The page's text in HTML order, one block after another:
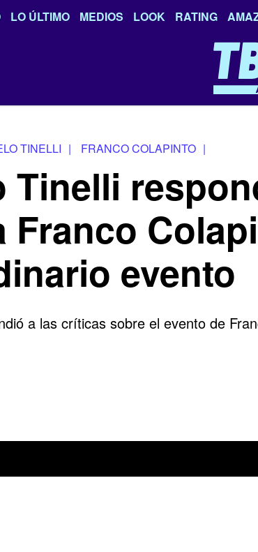
LO ÚLTIMO MEDIOS LOOK RATING
TINELLI | FRANCO COLAPINTO |
Tinelli
Franco
evento
a las críticas sobre el evento de